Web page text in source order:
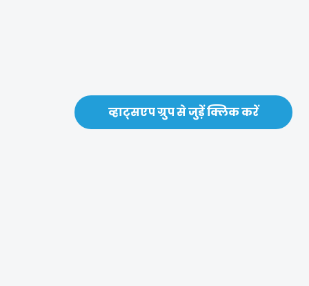
व्हाट्सएप ग्रुप से जुड़ें क्लिक करें